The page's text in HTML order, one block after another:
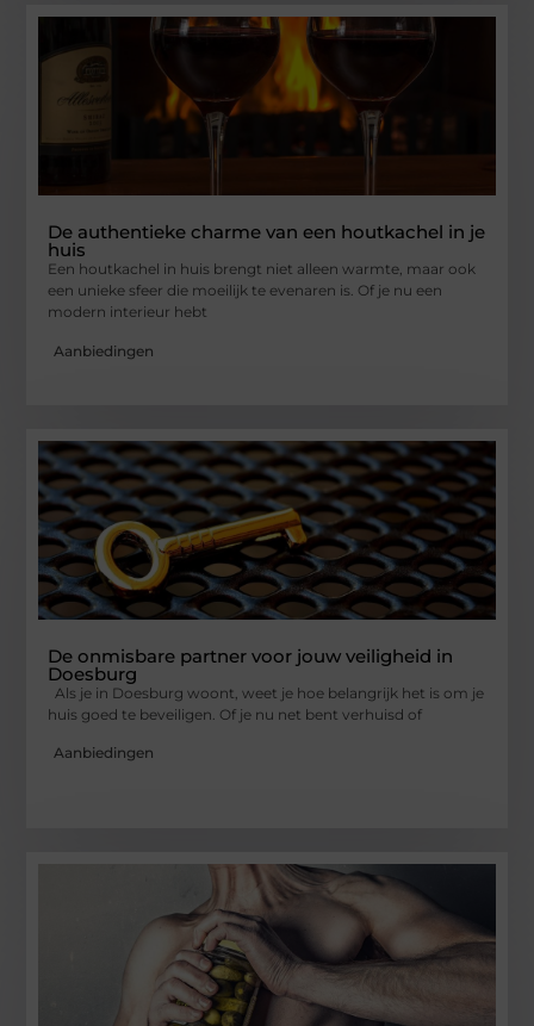
De authentieke charme van een houtkachel in je
huis
Een houtkachel in huis brengt niet alleen warmte, maar ook
een unieke sfeer die moeilijk te evenaren is. Of je nu een
modern interieur hebt
Aanbiedingen
De onmisbare partner voor jouw veiligheid in
Doesburg
Als je in Doesburg woont, weet je hoe belangrijk het is om je
huis goed te beveiligen. Of je nu net bent verhuisd of
Aanbiedingen